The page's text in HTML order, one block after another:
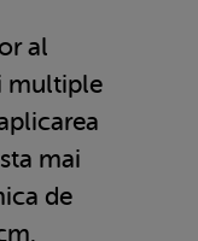
al
multiple
mai
de